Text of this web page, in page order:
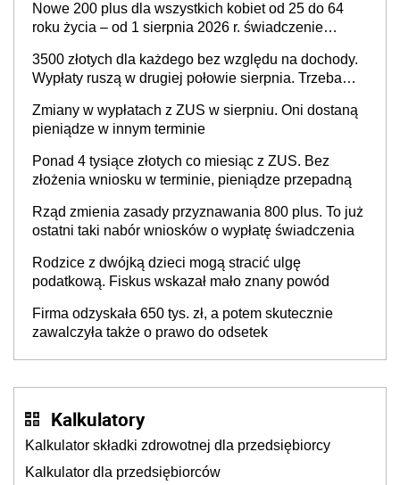
przysługiwać będzie wyłącznie służebność? Nowy
projekt rządowy
Nowe 200 plus dla wszystkich kobiet od 25 do 64
roku życia – od 1 sierpnia 2026 r. świadczenie
3500 złotych dla każdego bez względu na dochody.
Wypłaty ruszą w drugiej połowie sierpnia. Trzeba
Zmiany w wypłatach z ZUS w sierpniu. Oni dostaną
pieniądze w innym terminie
Ponad 4 tysiące złotych co miesiąc z ZUS. Bez
złożenia wniosku w terminie, pieniądze przepadną
Rząd zmienia zasady przyznawania 800 plus. To już
ostatni taki nabór wniosków o wypłatę świadczenia
Rodzice z dwójką dzieci mogą stracić ulgę
podatkową. Fiskus wskazał mało znany powód
Firma odzyskała 650 tys. zł, a potem skutecznie
zawalczyła także o prawo do odsetek
Kalkulatory
Kalkulator składki zdrowotnej dla przedsiębiorcy
Kalkulator dla przedsiębiorców